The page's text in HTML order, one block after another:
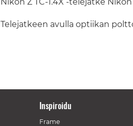
Telejatkeen avulla optiikan
Inspiroidu
Frame